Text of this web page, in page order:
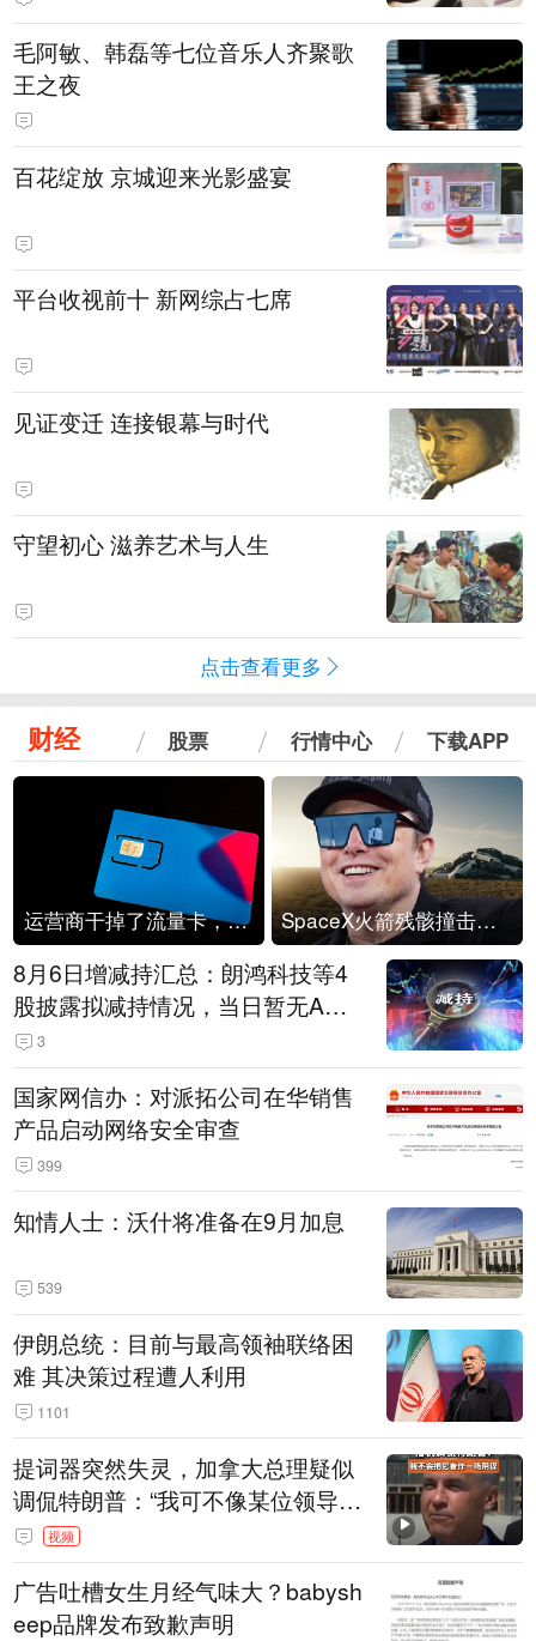
毛阿敏、韩磊等七位音乐人齐聚歌
王之夜
百花绽放 京城迎来光影盛宴
平台收视前十 新网综占七席
见证变迁 连接银幕与时代
守望初心 滋养艺术与人生
点击查看更多
财经 股票 行情中心 下载APP
运营商干掉了流量卡，他们真的玩不起了 SpaceX火箭残骸撞击月球
8月6日增减持汇总：朗鸿科技等4
股披露拟减持情况，当日暂无A股
公司披露拟增持情况（表）
3
国家网信办：对派拓公司在华销售
产品启动网络安全审查
399
知情人士：沃什将准备在9月加息
539
伊朗总统：目前与最高领袖联络困
难 其决策过程遭人利用
1101
提词器突然失灵，加拿大总理疑似
调侃特朗普：“我可不像某位领导
人，把这当成一场阴谋”，全场哄笑
视频
广告吐槽女生月经气味大？babysh
eep品牌发布致歉声明